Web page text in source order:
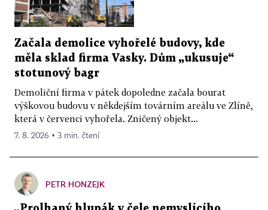
Začala demolice vyhořelé budovy, kde
měla sklad firma Vasky. Dům „ukusuje“
stotunový bagr
Demoliční firma v pátek dopoledne začala bourat
výškovou budovu v někdejším továrním areálu ve Zlíně,
která v červenci vyhořela. Zničený objekt...
7. 8. 2026 ▪ 3 min. čtení
PETR HONZEJK